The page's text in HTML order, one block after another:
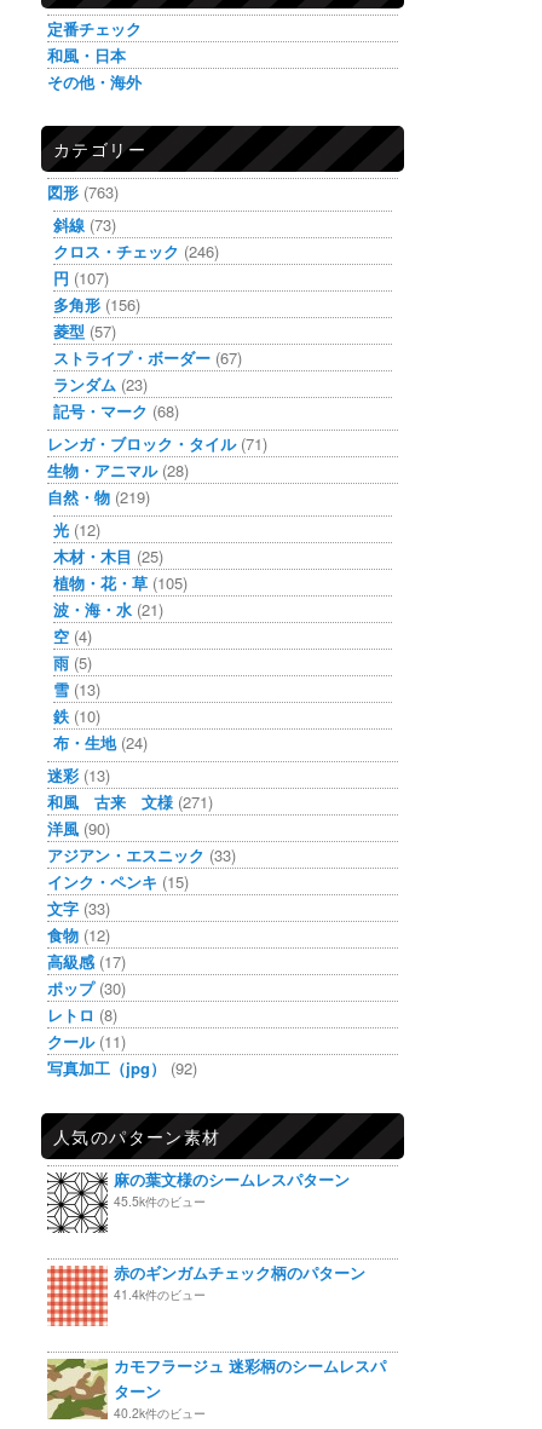
定番チェック
和風・日本
その他・海外
カテゴリー
図形 (763)
斜線 (73)
クロス・チェック (246)
円 (107)
多角形 (156)
菱型 (57)
ストライプ・ボーダー (67)
ランダム (23)
記号・マーク (68)
レンガ・ブロック・タイル(71)
生物・アニマル(28)
自然・物 (219)
光 (12)
木材・木目 (25)
植物・花・草 (105)
波・海・水 (21)
空 (4)
雨 (5)
雪 (13)
鉄 (10)
布・生地(24)
迷彩 (13)
和風 古来 文様 (271)
洋風 (90)
アジアン・エスニック (33)
インク・ペンキ (15)
文字 (33)
食物 (12)
高級感 (17)
ポップ(30)
レトロ (8)
クール(11)
写真加工（jpg）
(92)
人気のパターン素材
麻の葉文様のシームレスパターン
45.5k件のビュー
赤のギンガムチェック柄のパターン
41.4k件のビュー
カモフラージュ 迷彩柄のシームレスパ
ターン
40.2k件のビュー